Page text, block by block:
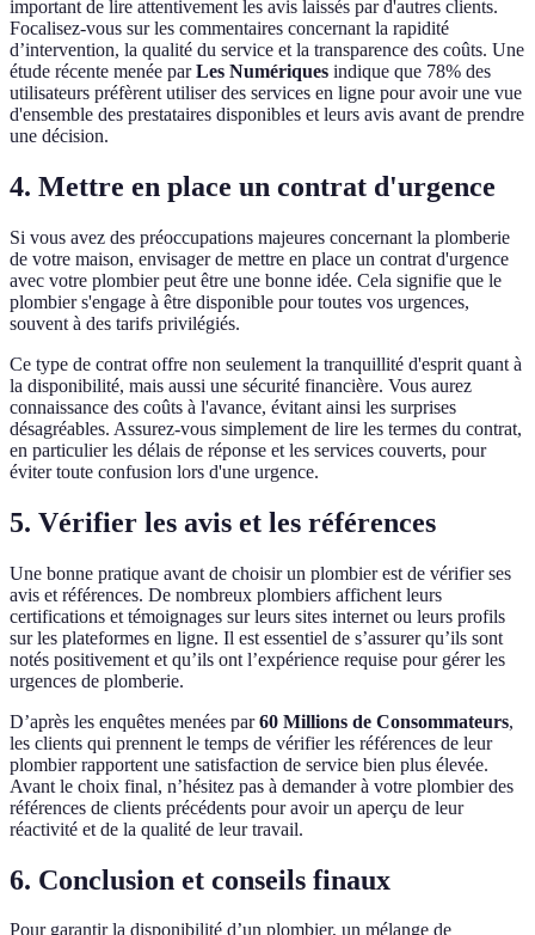
important de lire attentivement les avis laissés par d'autres clients.
Focalisez-vous sur les commentaires concernant la rapidité
d’intervention, la qualité du service et la transparence des coûts. Une
étude récente menée parLes Numériques indique que 78% des
utilisateurs préfèrent utiliser des services en ligne pour avoir une vue
d'ensemble des prestataires disponibles et leurs avis avant de prendre
une décision.
4. Mettre en place un contrat d'urgence
Si vous avez des préoccupations majeures concernant la plomberie
de votre maison, envisager de mettre en place un contrat d'urgence
avec votre plombier peut être une bonne idée. Cela signifie que le
plombier s'engage à être disponible pour toutes vos urgences,
souvent à des tarifs privilégiés.
Ce type de contrat offre non seulement la tranquillité d'esprit quant à
la disponibilité, mais aussi une sécurité financière. Vous aurez
connaissance des coûts à l'avance, évitant ainsi les surprises
désagréables. Assurez-vous simplement de lire les termes du contrat,
en particulier les délais de réponse et les services couverts, pour
éviter toute confusion lors d'une urgence.
5. Vérifier les avis et les références
Une bonne pratique avant de choisir un plombier est de vérifier ses
avis et références. De nombreux plombiers affichent leurs
certifications et témoignages sur leurs sites internet ou leurs profils
sur les plateformes en ligne. Il est essentiel de s’assurer qu’ils sont
notés positivement et qu’ils ont l’expérience requise pour gérer les
urgences de plomberie.
D’après les enquêtes menées par60 Millions de Consommateurs,
les clients qui prennent le temps de vérifier les références de leur
plombier rapportent une satisfaction de service bien plus élevée.
Avant le choix final, n’hésitez pas à demander à votre plombier des
références de clients précédents pour avoir un aperçu de leur
réactivité et de la qualité de leur travail.
6. Conclusion et conseils finaux
Pour garantir la disponibilité d’un plombier, un mélange de